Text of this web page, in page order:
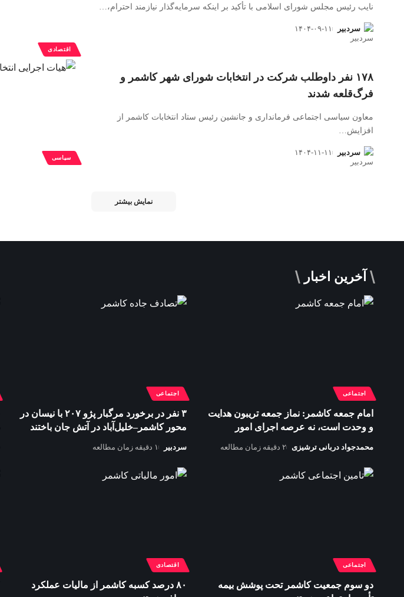
اقتصادی
نایب رئیس مجلس شورای اسلامی با تأکید بر اینکه سرمایه‌گذار نیازمند احترام،…
سردبیر ۱۴۰۴-۰۹-۱۱
سیاسی
۱۷۸ نفر داوطلب شرکت در انتخابات شورای شهر کاشمر و
فرگ‌قلعه شدند
معاون سیاسی اجتماعی فرمانداری و جانشین رئیس ستاد انتخابات کاشمر از
افزایش
سردبیر ۱۴۰۴-۱۱-۱۱
نمایش بیشتر
آخرین اخبار
اجتماعی
امام جمعه کاشمر: نماز جمعه تریبون هدایت
و وحدت است، نه عرصه اجرای امور
محمدجواد دربانی ترشیزی ۲ دقیقه زمان مطالعه
اجتماعی
۳ نفر در برخورد مرگبار پژو ۲۰۷ با نیسان در
محور کاشمر–خلیل‌آباد در آتش جان باختند
سردبیر ۱ دقیقه زمان مطالعه
اجتماعی
دو سوم جمعیت کاشمر تحت پوشش بیمه
اقتصادی
۸۰ درصد کسبه کاشمر از مالیات عملکرد